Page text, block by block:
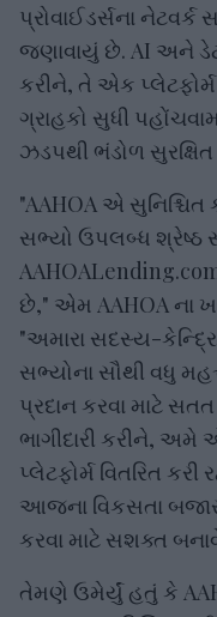
પ્રોવાઈડર્સના
જણાવાયું છે. AI અને
કરીને, તે એક
ગ્રાહકો સુધી
ઝડપથી ભંડોળ
"AAHOA એ સુનિશ્ચિત
સભ્યો ઉપલબ્ધ શ્રેષ્ઠ
છે," એમ AAHOA ના
"અમારા સદસ્ય-
સભ્યોના સૌથી વધુ
પ્રદાન કરવા માટે
ભાગીદારી કરીને, અમે
પ્લેટફોર્મ વિતરિત
આજના વિકસતા
કરવા માટે સશક્ત
તેમણે ઉમેર્યું હતું કે